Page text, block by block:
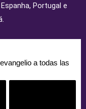
Portugal e
a todas las